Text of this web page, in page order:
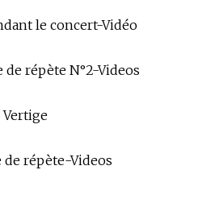
le concert-Vidéo
de répète N°2-Videos
de répète-Videos